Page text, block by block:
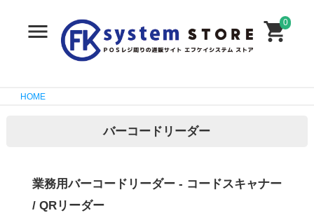
0
HOME
バーコードリーダー
業務用バーコードリーダー - コードスキャナー
/ QRリーダー